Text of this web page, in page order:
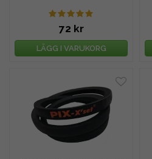
72 kr
LÄGG I VARUKORG